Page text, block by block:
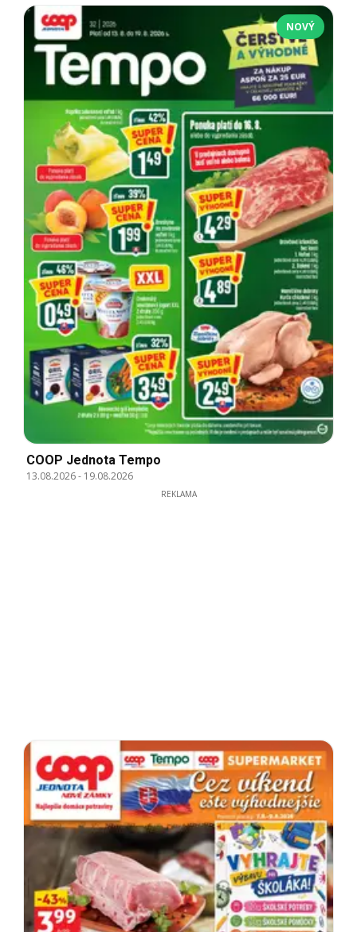
NOVÝ
COOP Jednota Tempo
13.08.2026- 19.08.2026
REKLAMA